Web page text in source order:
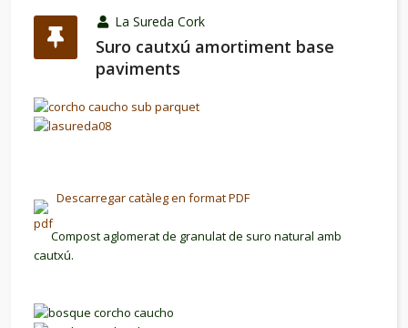
La Sureda Cork
Suro cautxú amortiment base
paviments
Descarregar catàleg en format PDF
Compost aglomerat de granulat de suro natural amb
cautxú.